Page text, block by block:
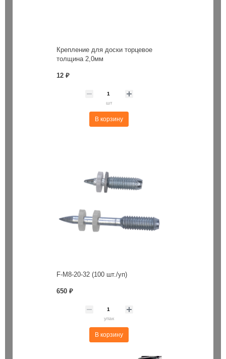
Крепление для доски торцевое
толщина 2,0мм
12 ₽
шт
В корзину
F-M8-20-32 (100 шт./уп)
650 ₽
упак
В корзину